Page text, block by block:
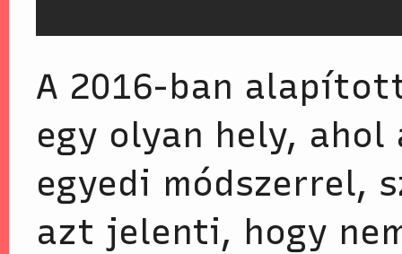
A 2016-ban
egy olyan hely, ahol
egyedi módszerrel,
azt jelenti, hogy